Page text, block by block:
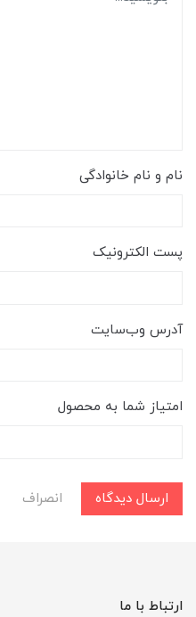
نام و نام خانوادگی
پست الکترونیک
آدرس وب‌سایت
امتیاز شما به محصول
ارسال دیدگاه انصراف
ارتباط با ما